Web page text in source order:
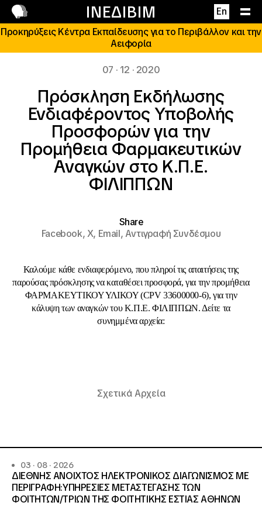
ΙΝΕΔΙΒΙΜ En
Επικοινωνία
Προκηρύξεις Κέντρα Εκπαίδευσης για το Περιβάλλον και την
Αειφορία
07 · 12 · 2020
Πρόσκληση Εκδήλωσης
Ενδιαφέροντος Υποβολής
Προσφορών για την
Προμήθεια Φαρμακευτικών
Αναγκών στο Κ.Π.Ε.
ΦΙΛΙΠΠΩΝ
Share
Facebook,X, Email,Αντιγραφή Συνδέσμου
Καλούμε κάθε ενδιαφερόμενο, που πληροί τις απαιτήσεις της
παρούσας πρόσκλησης να καταθέσει προσφορά, για την προμήθεια
ΦΑΡΜΑΚΕΥΤΙΚΟΥ ΥΛΙΚΟΥ (CPV 33600000-6), για την
κάλυψη των αναγκών του Κ.Π.Ε. ΦΙΛΙΠΠΩΝ. Δείτε τα
συνημμένα αρχεία:
Σχετικά Αρχεία
03 · 08 · 2026
ΔΙΕΘΝΗΣ ΑΝΟΙΧΤΟΣ ΗΛΕΚΤΡΟΝΙΚΟΣ ΔΙΑΓΩΝΙΣΜΟΣ ΜΕ
ΠΕΡΙΓΡΑΦΗ:ΥΠΗΡΕΣΙΕΣ METAΣΤΕΓΑΣΗΣ ΤΩΝ
ΦΟΙΤΗΤΩΝ/ΤΡΙΩΝ ΤΗΣ ΦΟΙΤΗΤΙΚΗΣ ΕΣΤΙΑΣ ΑΘΗΝΩΝ